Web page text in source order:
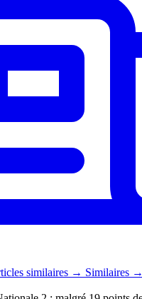
similaires → Similaires →